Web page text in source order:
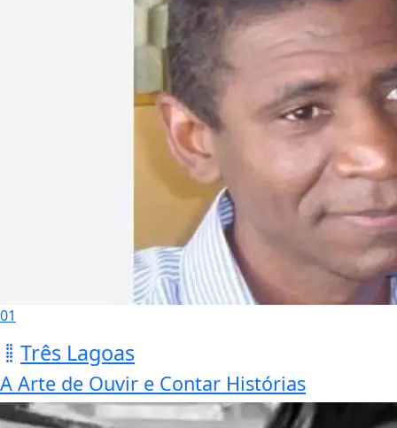
01
Três Lagoas
A Arte de Ouvir e Contar Histórias